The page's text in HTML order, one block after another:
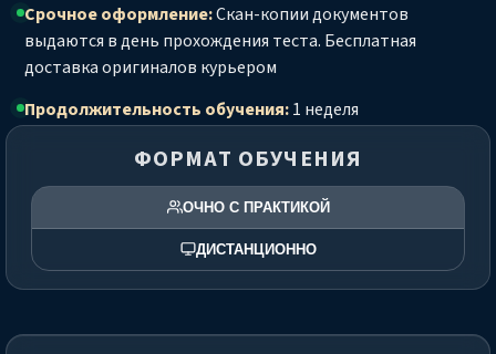
Срочное оформление:Скан-копии документов
выдаются в день прохождения теста. Бесплатная
доставка оригиналов курьером
Продолжительность обучения:1 неделя
ФОРМАТ ОБУЧЕНИЯ
ОЧНО С ПРАКТИКОЙ
ДИСТАНЦИОННО